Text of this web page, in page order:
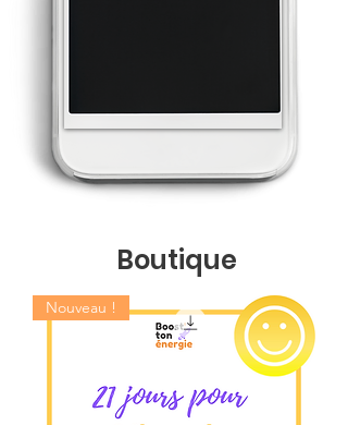
Nouveau !
Boutique